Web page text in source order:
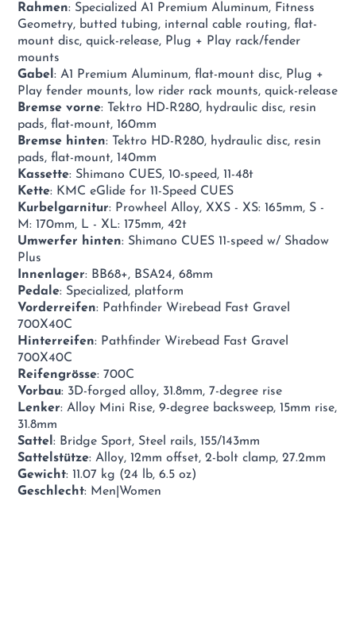
Rahmen: Specialized A1 Premium Aluminum, Fitness
Geometry, butted tubing, internal cable routing, flat-
mount disc, quick-release, Plug + Play rack/fender
mounts
Gabel: A1 Premium Aluminum, flat-mount disc, Plug +
Play fender mounts, low rider rack mounts, quick-release
Bremse vorne: Tektro HD-R280, hydraulic disc, resin
pads, flat-mount, 160mm
Bremse hinten: Tektro HD-R280, hydraulic disc, resin
pads, flat-mount, 140mm
Kassette: Shimano CUES, 10-speed, 11-48t
Kette: KMC eGlide for 11-Speed CUES
Kurbelgarnitur: Prowheel Alloy, XXS - XS: 165mm, S -
M: 170mm, L - XL: 175mm, 42t
Umwerfer hinten: Shimano CUES 11-speed w/ Shadow
Plus
Innenlager: BB68+, BSA24, 68mm
Pedale: Specialized, platform
Vorderreifen: Pathfinder Wirebead Fast Gravel
700X40C
Hinterreifen: Pathfinder Wirebead Fast Gravel
700X40C
Reifengrösse: 700C
Vorbau: 3D-forged alloy, 31.8mm, 7-degree rise
Lenker: Alloy Mini Rise, 9-degree backsweep, 15mm rise,
31.8mm
Sattel: Bridge Sport, Steel rails, 155/143mm
Sattelstütze: Alloy, 12mm offset, 2-bolt clamp, 27.2mm
Gewicht: 11.07 kg (24 lb, 6.5 oz)
Geschlecht: Men|Women